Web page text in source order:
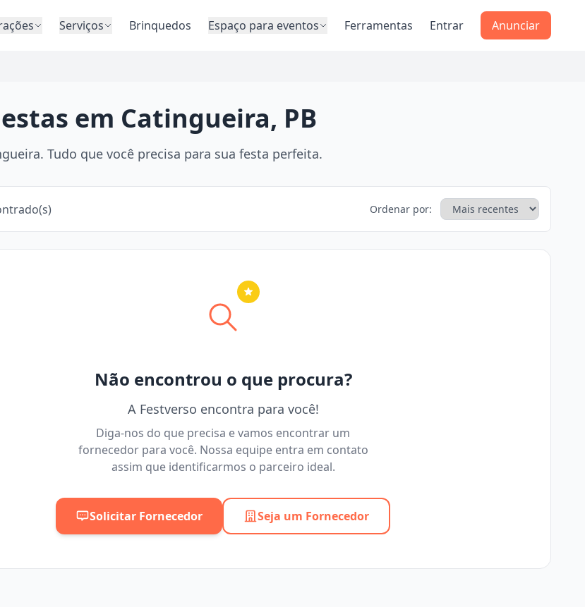
Serviços Brinquedos Espaço para eventos Ferramentas Entrar Anunciar
em Catingueira, PB
Tudo que você precisa para sua festa perfeita.
Ordenar por:
Não encontrou o que procura?
A Festverso encontra para você!
Diga-nos do que precisa e vamos encontrar um
fornecedor para você. Nossa equipe entra em contato
assim que identificarmos o parceiro ideal.
Solicitar Fornecedor Seja um Fornecedor